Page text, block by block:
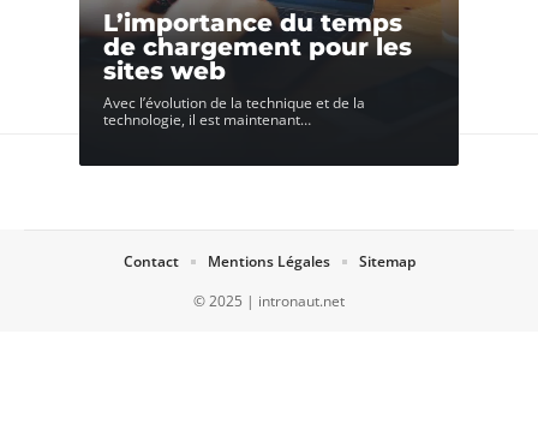
L’importance du temps
de chargement pour les
sites web
Avec l’évolution de la technique et de la
technologie, il est maintenant…
© 2025 | intronaut.net
Contact Mentions Légales Sitemap